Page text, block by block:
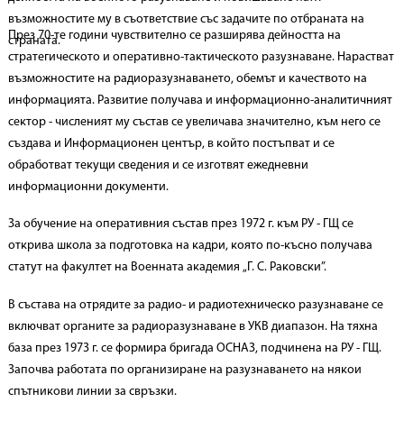
възможностите му в съответствие със задачите по отбраната на
страната.
През 70-те години чувствително се разширява дейността на
стратегическото и оперативно-тактическото разузнаване. Нарастват
възможностите на радиоразузнаването, обемът и качеството на
информацията. Развитие получава и информационно-аналитичният
сектор - численият му състав се увеличава значително, към него се
създава и Информационен център, в който постъпват и се
обработват текущи сведения и се изготвят ежедневни
информационни документи.
За обучение на оперативния състав през 1972 г. към РУ - ГЩ се
открива школа за подготовка на кадри, която по-късно получава
статут на факултет на Военната академия „Г. С. Раковски”.
В състава на отрядите за радио- и радиотехническо разузнаване се
включват органите за радиоразузнаване в УКВ диапазон. На тяхна
база през 1973 г. се формира бригада ОСНАЗ, подчинена на РУ - ГЩ.
Започва работата по организиране на разузнаването на някои
спътникови линии за свръзки.